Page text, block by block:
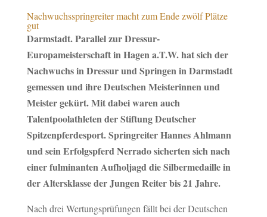
Nachwuchsspringreiter macht zum Ende zwölf Plätze
gut
Darmstadt. Parallel zur Dressur-
Europameisterschaft in Hagen a.T.W. hat sich der
Nachwuchs in Dressur und Springen in Darmstadt
gemessen und ihre Deutschen Meisterinnen und
Meister gekürt. Mit dabei waren auch
Talentpoolathleten der Stiftung Deutscher
Spitzenpferdesport. Springreiter Hannes Ahlmann
und sein Erfolgspferd Nerrado sicherten sich nach
einer fulminanten Aufholjagd die Silbermedaille in
der Altersklasse der Jungen Reiter bis 21 Jahre.
Nach drei Wertungsprüfungen fällt bei der Deutschen